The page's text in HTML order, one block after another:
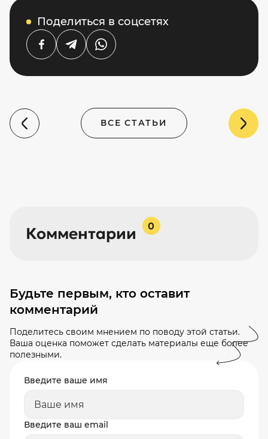
Поделиться в соцсетях
ВСЕ СТАТЬИ
Комментарии 0
Будьте первым, кто оставит
комментарий
Поделитесь своим мнением по поводу этой статьи.
Ваша оценка поможет сделать материалы еще более
полезными.
Введите ваше имя
Введите ваш email